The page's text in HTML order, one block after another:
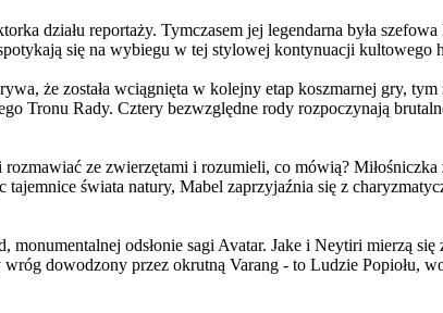
działu reportaży. Tymczasem jej legendarna była
się na wybiegu w tej stylowej kontynuacji kultowego
że została wciągnięta w kolejny etap koszmarnej gry,
Tronu Rady. Cztery bezwzględne rody rozpoczynają
ze zwierzętami i rozumieli, co mówią?
świata natury, Mabel zaprzyjaźnia się z
odsłonie sagi Avatar. Jake i Neytiri mierzą
dowodzony przez okrutną Varang - to Ludzie Popiołu,